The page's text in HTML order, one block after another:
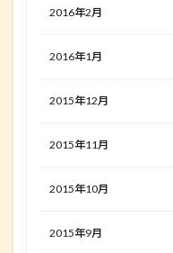
2016年2月
2016年1月
2015年12月
2015年11月
2015年10月
2015年9月